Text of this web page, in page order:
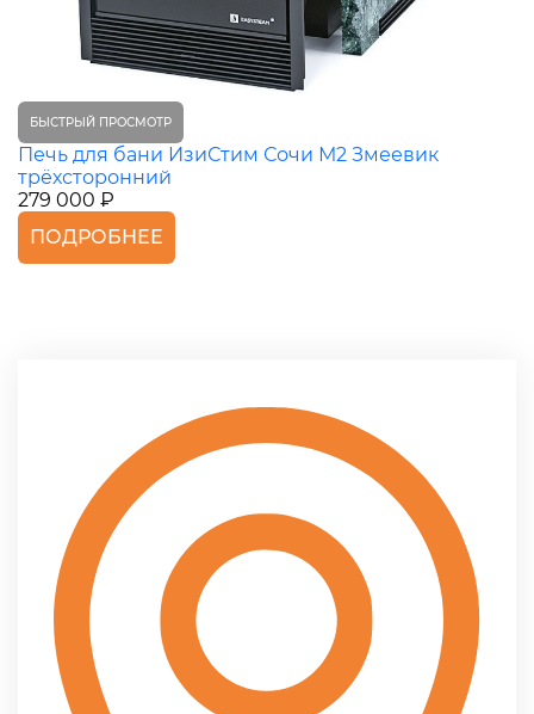
БЫСТРЫЙ ПРОСМОТР
Печь для бани ИзиСтим Сочи М2 Змеевик
трёхсторонний
279 000 ₽
ПОДРОБНЕЕ